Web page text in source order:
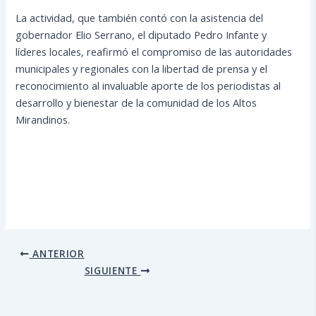
La actividad, que también contó con la asistencia del
gobernador Elio Serrano, el diputado Pedro Infante y
líderes locales, reafirmó el compromiso de las autoridades
municipales y regionales con la libertad de prensa y el
reconocimiento al invaluable aporte de los periodistas al
desarrollo y bienestar de la comunidad de los Altos
Mirandinos.
ANTERIOR
SIGUIENTE